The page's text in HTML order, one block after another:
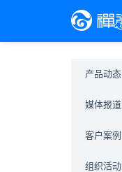
产品动态
媒体报道
客户案例
组织活动